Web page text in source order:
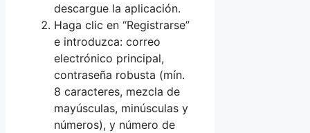
descargue la aplicación.
Haga clic en “Registrarse”
e introduzca: correo
electrónico principal,
contraseña robusta (mín.
8 caracteres, mezcla de
mayúsculas, minúsculas y
números), y número de